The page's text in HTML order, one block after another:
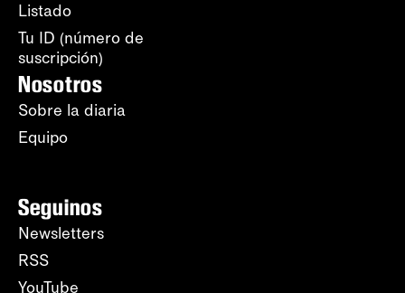
Listado
Tu ID (número de
suscripción)
Nosotros
Sobre la diaria
Equipo
Seguinos
Newsletters
RSS
YouTube